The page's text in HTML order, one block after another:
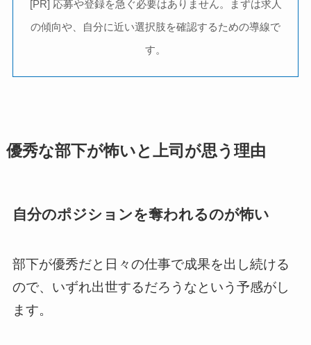
[PR] 応募や登録を急ぐ必要はありません。まずは求人
の傾向や、自分に近い選択肢を確認するための導線で
す。
優秀な部下が怖いと上司が思う理由
自分のポジションを奪われるのが怖い
部下が優秀だと日々の仕事で成果を出し続ける
ので、いずれ出世するだろうなという予感がし
ます。